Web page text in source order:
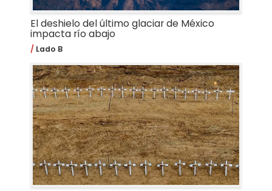
El deshielo del último glaciar de México
impacta río abajo
Lado B